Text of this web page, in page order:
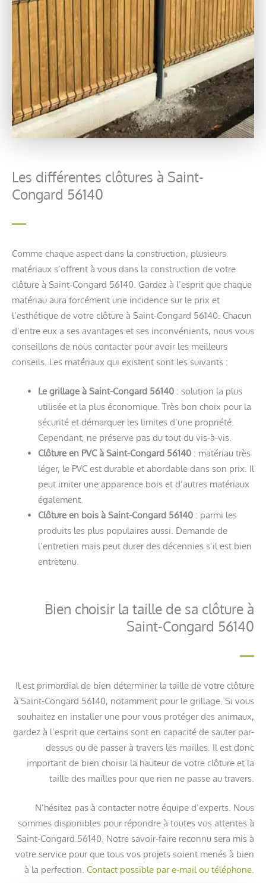
Les différentes clôtures à Saint-
Congard 56140
Comme chaque aspect dans la construction, plusieurs
matériaux s’offrent à vous dans la construction de votre
clôture à Saint-Congard 56140. Gardez à l’esprit que chaque
matériau aura forcément une incidence sur le prix et
l’esthétique de votre clôture à Saint-Congard 56140. Chacun
d’entre eux a ses avantages et ses inconvénients, nous vous
conseillons de nous contacter pour avoir les meilleurs
conseils. Les matériaux qui existent sont les suivants :
Le grillage à Saint-Congard 56140 : solution la plus
utilisée et la plus économique. Très bon choix pour la
sécurité et démarquer les limites d’une propriété.
Cependant, ne préserve pas du tout du vis-à-vis.
Clôture en PVC à Saint-Congard 56140 : matériau très
léger, le PVC est durable et abordable dans son prix. Il
peut imiter une apparence bois et d’autres matériaux
également.
Clôture en bois à Saint-Congard 56140 : parmi les
produits les plus populaires aussi. Demande de
l’entretien mais peut durer des décennies s’il est bien
entretenu.
Bien choisir la taille de sa clôture à
Saint-Congard 56140
Il est primordial de bien déterminer la taille de votre clôture
à Saint-Congard 56140, notamment pour le grillage. Si vous
souhaitez en installer une pour vous protéger des animaux,
gardez à l’esprit que certains sont en capacité de sauter par-
dessus ou de passer à travers les mailles. Il est donc
important de bien choisir la hauteur de votre clôture et la
taille des mailles pour que rien ne passe au travers.
N’hésitez pas à contacter notre équipe d’experts. Nous
sommes disponibles pour répondre à toutes vos attentes à
Saint-Congard 56140. Notre savoir-faire reconnu sera mis à
votre service pour que tous vos projets soient menés à bien
à la perfection. Contact possible par e-mail ou téléphone.